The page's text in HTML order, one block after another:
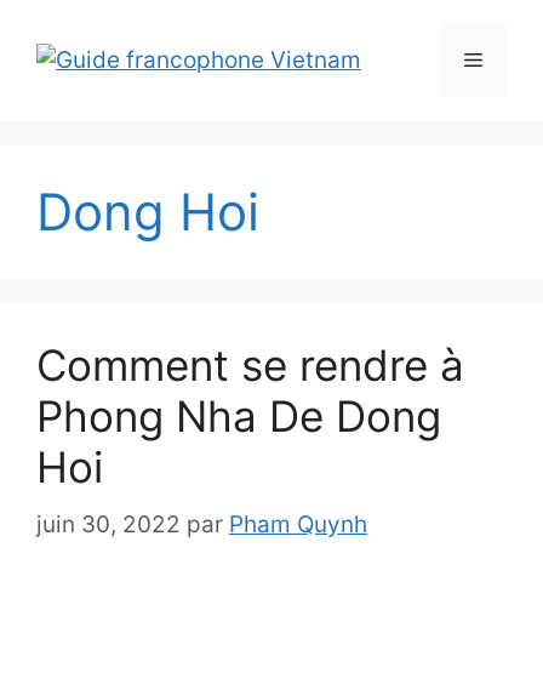
Menu
Dong Hoi
Comment se rendre à
Phong Nha De Dong
Hoi
juin 30, 2022 par Pham Quynh